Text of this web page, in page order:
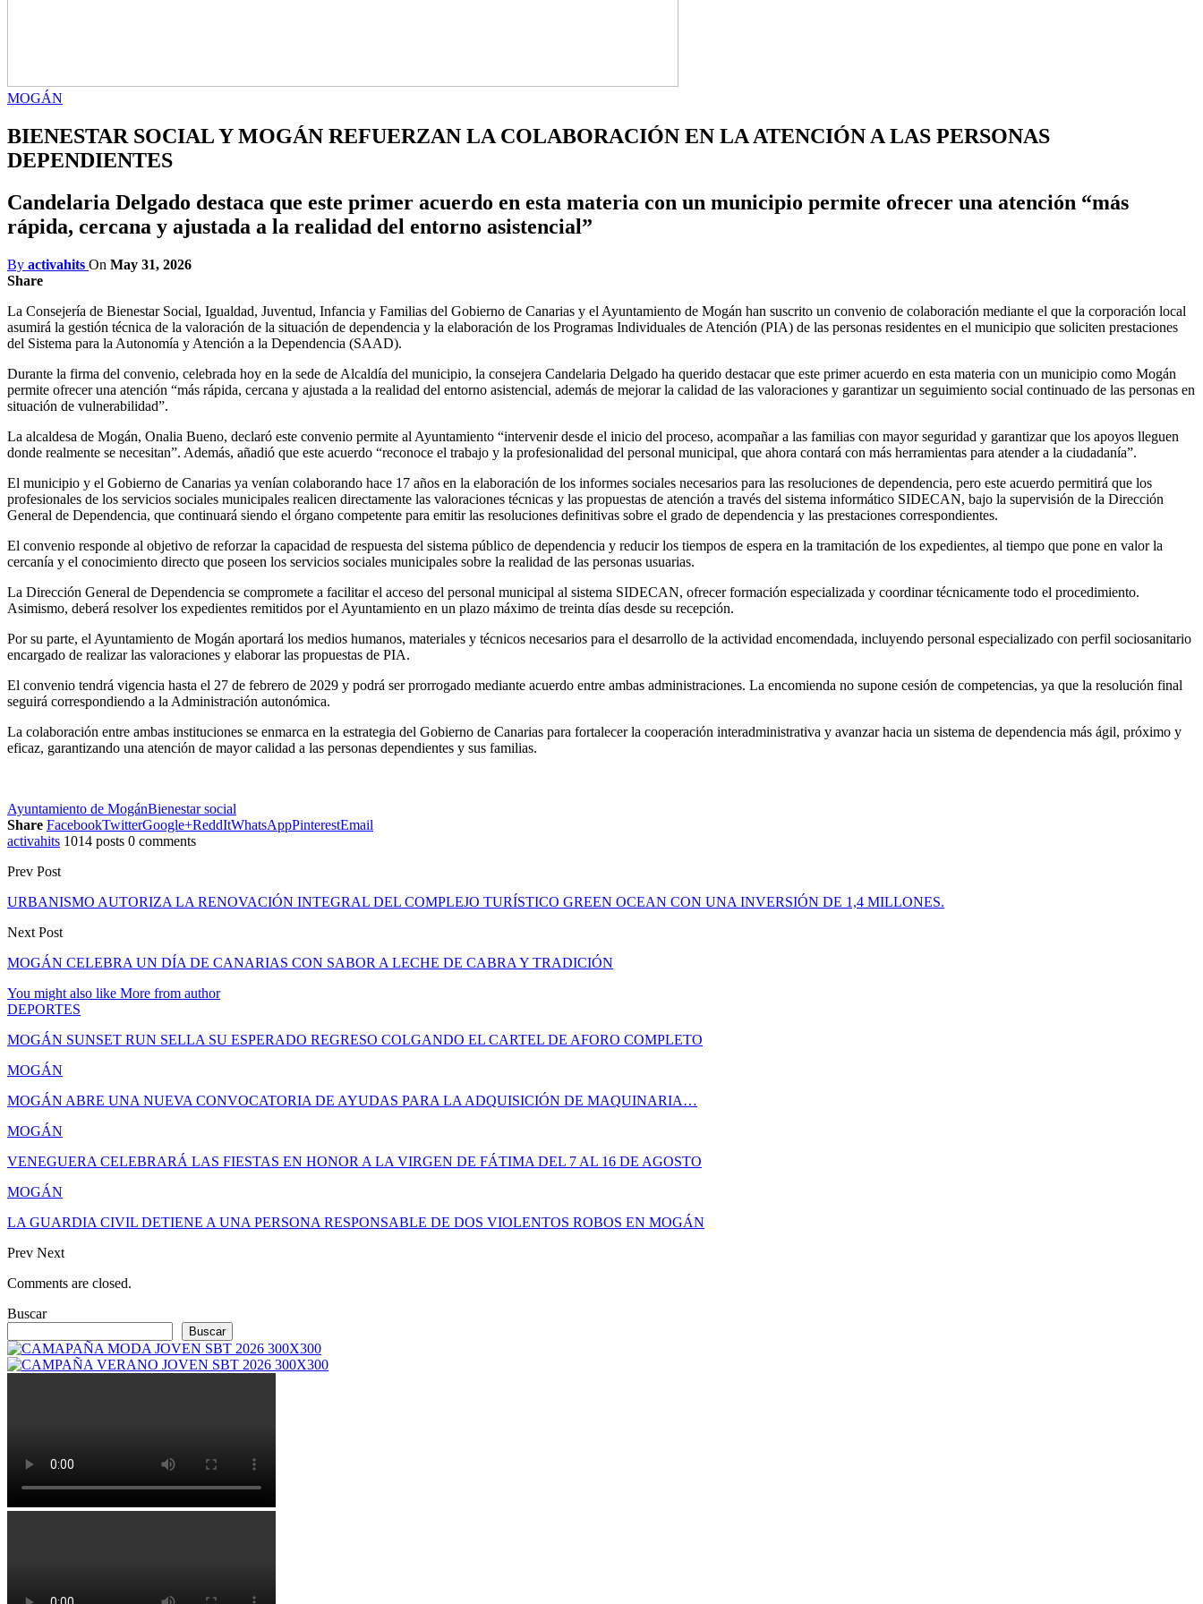
MOGÁN
BIENESTAR SOCIAL Y MOGÁN REFUERZAN LA COLABORACIÓN EN LA ATENCIÓN A LAS PERSONAS
DEPENDIENTES
Candelaria Delgado destaca que este primer acuerdo en esta materia con un municipio permite ofrecer una atención “más
rápida, cercana y ajustada a la realidad del entorno asistencial”
By activahits On May 31, 2026
Share
La Consejería de Bienestar Social, Igualdad, Juventud, Infancia y Familias del Gobierno de Canarias y el Ayuntamiento de Mogán han suscrito un convenio de colaboración mediante el que la corporación local
asumirá la gestión técnica de la valoración de la situación de dependencia y la elaboración de los Programas Individuales de Atención (PIA) de las personas residentes en el municipio que soliciten prestaciones
del Sistema para la Autonomía y Atención a la Dependencia (SAAD).
Durante la firma del convenio, celebrada hoy en la sede de Alcaldía del municipio, la consejera Candelaria Delgado ha querido destacar que este primer acuerdo en esta materia con un municipio como Mogán
permite ofrecer una atención “más rápida, cercana y ajustada a la realidad del entorno asistencial, además de mejorar la calidad de las valoraciones y garantizar un seguimiento social continuado de las personas en
situación de vulnerabilidad”.
La alcaldesa de Mogán, Onalia Bueno, declaró este convenio permite al Ayuntamiento “intervenir desde el inicio del proceso, acompañar a las familias con mayor seguridad y garantizar que los apoyos lleguen
donde realmente se necesitan”. Además, añadió que este acuerdo “reconoce el trabajo y la profesionalidad del personal municipal, que ahora contará con más herramientas para atender a la ciudadanía”.
El municipio y el Gobierno de Canarias ya venían colaborando hace 17 años en la elaboración de los informes sociales necesarios para las resoluciones de dependencia, pero este acuerdo permitirá que los
profesionales de los servicios sociales municipales realicen directamente las valoraciones técnicas y las propuestas de atención a través del sistema informático SIDECAN, bajo la supervisión de la Dirección
General de Dependencia, que continuará siendo el órgano competente para emitir las resoluciones definitivas sobre el grado de dependencia y las prestaciones correspondientes.
El convenio responde al objetivo de reforzar la capacidad de respuesta del sistema público de dependencia y reducir los tiempos de espera en la tramitación de los expedientes, al tiempo que pone en valor la
cercanía y el conocimiento directo que poseen los servicios sociales municipales sobre la realidad de las personas usuarias.
La Dirección General de Dependencia se compromete a facilitar el acceso del personal municipal al sistema SIDECAN, ofrecer formación especializada y coordinar técnicamente todo el procedimiento.
Asimismo, deberá resolver los expedientes remitidos por el Ayuntamiento en un plazo máximo de treinta días desde su recepción.
Por su parte, el Ayuntamiento de Mogán aportará los medios humanos, materiales y técnicos necesarios para el desarrollo de la actividad encomendada, incluyendo personal especializado con perfil sociosanitario
encargado de realizar las valoraciones y elaborar las propuestas de PIA.
El convenio tendrá vigencia hasta el 27 de febrero de 2029 y podrá ser prorrogado mediante acuerdo entre ambas administraciones. La encomienda no supone cesión de competencias, ya que la resolución final
seguirá correspondiendo a la Administración autonómica.
La colaboración entre ambas instituciones se enmarca en la estrategia del Gobierno de Canarias para fortalecer la cooperación interadministrativa y avanzar hacia un sistema de dependencia más ágil, próximo y
eficaz, garantizando una atención de mayor calidad a las personas dependientes y sus familias.
Ayuntamiento de MogánBienestar social
Share FacebookTwitterGoogle+ReddItWhatsAppPinterestEmail
activahits 1014 posts 0 comments
Prev Post
URBANISMO AUTORIZA LA RENOVACIÓN INTEGRAL DEL COMPLEJO TURÍSTICO GREEN OCEAN CON UNA INVERSIÓN DE 1,4 MILLONES.
Next Post
MOGÁN CELEBRA UN DÍA DE CANARIAS CON SABOR A LECHE DE CABRA Y TRADICIÓN
You might also like More from author
DEPORTES
MOGÁN SUNSET RUN SELLA SU ESPERADO REGRESO COLGANDO EL CARTEL DE AFORO COMPLETO
MOGÁN
MOGÁN ABRE UNA NUEVA CONVOCATORIA DE AYUDAS PARA LA ADQUISICIÓN DE MAQUINARIA…
MOGÁN
VENEGUERA CELEBRARÁ LAS FIESTAS EN HONOR A LA VIRGEN DE FÁTIMA DEL 7 AL 16 DE AGOSTO
MOGÁN
LA GUARDIA CIVIL DETIENE A UNA PERSONA RESPONSABLE DE DOS VIOLENTOS ROBOS EN MOGÁN
Prev Next
Comments are closed.
Buscar
Buscar